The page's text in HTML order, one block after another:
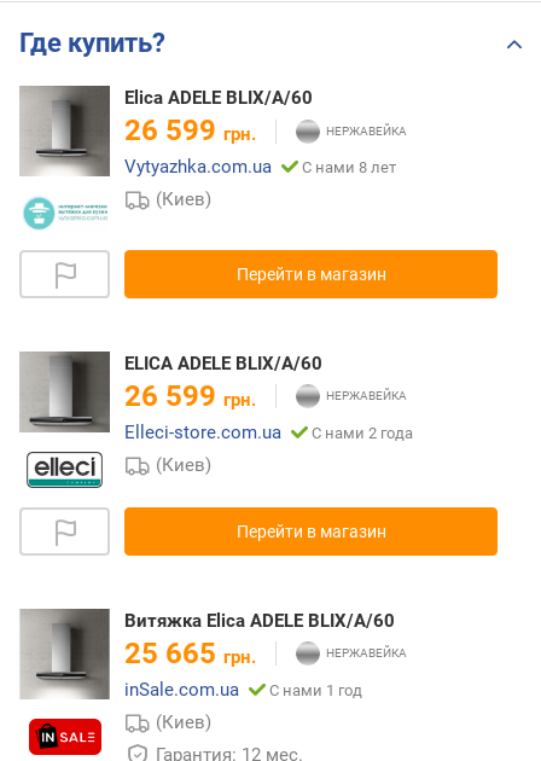
Где купить?
Elica ADELE BLIX/A/60
26 599 грн.
Vytyazhka.com.ua
С нами 8 лет
(Киев)
Перейти в магазин
ELICA ADELE BLIX/A/60
26 599 грн.
Elleci-store.com.ua
С нами 2 года
(Киев)
Перейти в магазин
Витяжка Elica ADELE BLIX/A/60
25 665 грн.
inSale.com.ua
С нами 1 год
(Киев)
Гарантия: 12 мес.